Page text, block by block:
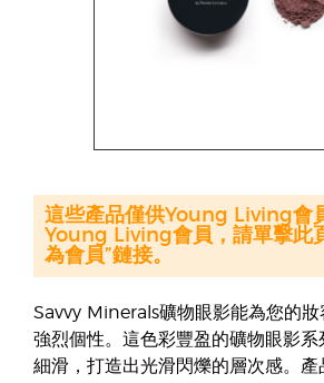
Savvy Minerals礦物眼影能為您的妝
強烈個性。這色彩豐盈的礦物眼影
細滑，打造出光滑閃爍的層次感。產
這些產品僅供Young Living會
Young Living會員，請單擊此
為會員”鏈接。